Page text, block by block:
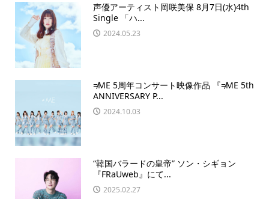
声優アーティスト岡咲美保 8月7日(水)4th
Single 「ハ...
2024.05.23
≠ME 5周年コンサート映像作品 『≠ME 5th
ANNIVERSARY P...
2024.10.03
“韓国バラードの皇帝” ソン・シギョン
『FRaUweb』にて...
2025.02.27